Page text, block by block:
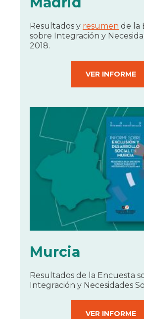
Resultados y resumen de la
sobre Integración y
2018.
VER INFORME
Murcia
Resultados de la Encuesta
Integración y Necesidades
VER INFORME